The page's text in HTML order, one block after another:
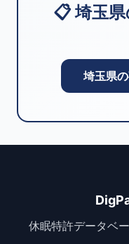
📋 埼玉
埼玉県
休眠特許データベ